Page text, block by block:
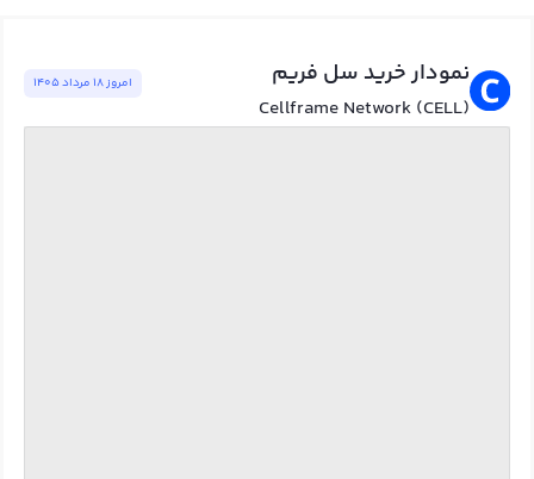
نمودار خرید سل فریم
Cellframe Network (CELL)
امروز ١٨ مرداد ١٤٠٥